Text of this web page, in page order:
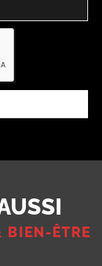
BIEN-ÊTRE